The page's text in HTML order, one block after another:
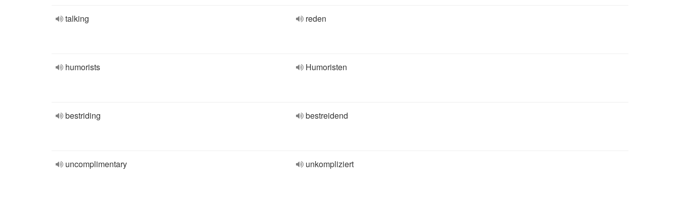
talking reden
humorists Humoristen
bestriding bestreidend
uncomplimentary unkompliziert